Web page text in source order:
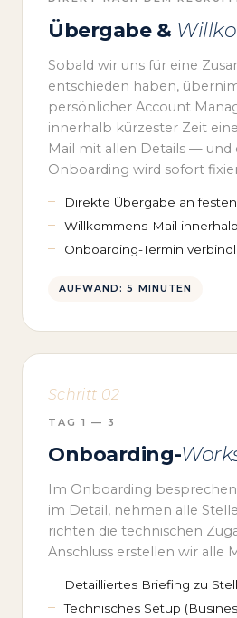
Übergabe &
Sobald wir uns für eine
entschieden haben,
persönlicher Account
innerhalb kürzester Zeit
Mail mit allen Details — und
Onboarding wird sofort
Direkte Übergabe an
Willkommens-Mail
Onboarding-Termin
AUFWAND: 5 MINUTEN
Schritt 02
TAG 1 — 3
Onboarding-
Im Onboarding
im Detail, nehmen alle
richten die technischen
Anschluss erstellen wir alle
Detailliertes Briefing zu
Technisches Setup